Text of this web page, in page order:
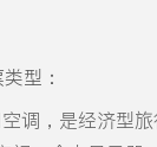
型：
调，是经济型旅